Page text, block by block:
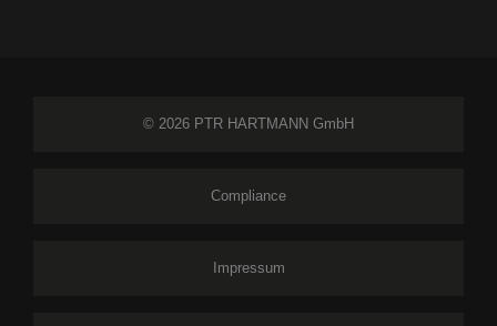
© 2026 PTR HARTMANN GmbH
Compliance
Impressum